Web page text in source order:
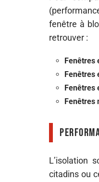
fenêtre à
retrouver :
Fenêtres
Fenêtres
Fenêtres
Fenêtres
L’isolation
citadins ou